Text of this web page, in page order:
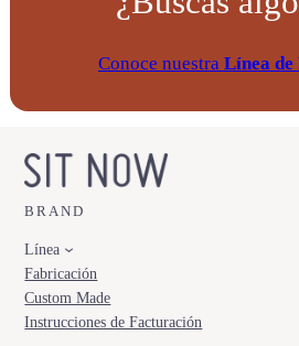
Conoce nuestra Línea
BRAND
Línea
Fabricación
Custom Made
Instrucciones de Facturación